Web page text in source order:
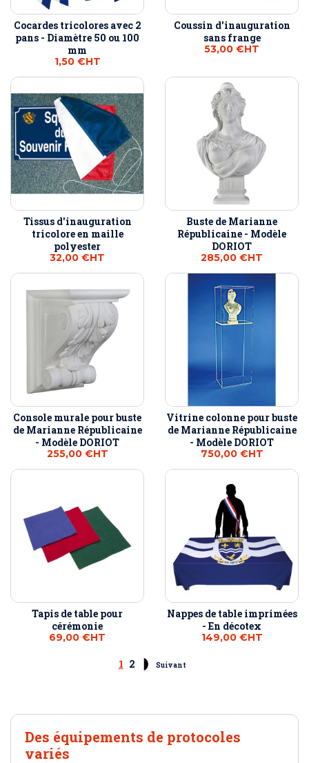
Cocardes tricolores avec 2
pans - Diamètre 50 ou 100
mm
1,50 €HT
Coussin d'inauguration
sans frange
53,00 €HT
Tissus d'inauguration
tricolore en maille
polyester
32,00 €HT
Buste de Marianne
Républicaine - Modèle
DORIOT
285,00 €HT
Console murale pour buste
de Marianne Républicaine
- Modèle DORIOT
255,00 €HT
Vitrine colonne pour buste
de Marianne Républicaine
- Modèle DORIOT
750,00 €HT
Tapis de table pour
cérémonie
69,00 €HT
Nappes de table imprimées
- En décotex
149,00 €HT
1 2 Suivant
Des équipements de protocoles
variés